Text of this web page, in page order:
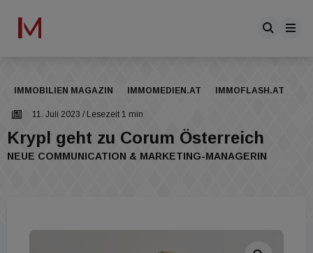
IMMOBILIEN MAGAZIN IMMOMEDIEN.AT IMMOFLASH.AT
11. Juli 2023 / Lesezeit 1 min
Krypl geht zu Corum Österreich
NEUE COMMUNICATION & MARKETING-MANAGERIN